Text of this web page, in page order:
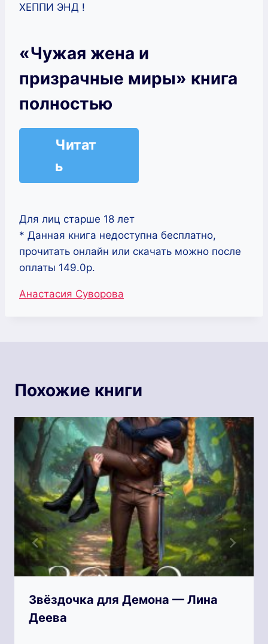
ХЕППИ ЭНД !
«Чужая жена и
призрачные миры» книга
полностью
Читат
ь
Для лиц старше 18 лет
* Данная книга недоступна бесплатно,
прочитать онлайн или скачать можно после
оплаты 149.0р.
Метки
Анастасия Суворова
Похожие книги
Звёздочка для Демона — Лина
Деева